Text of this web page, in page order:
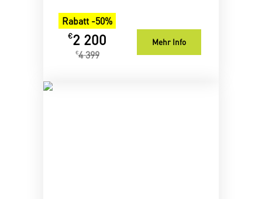
Rabatt -50%
€2 200
€4 399
Mehr Info